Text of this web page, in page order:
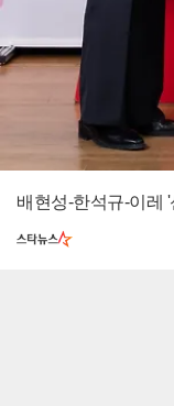
배현성-한석규-이레